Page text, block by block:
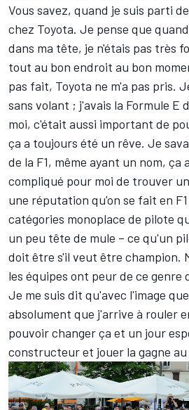
Vous savez, quand je suis parti
chez Toyota. Je pense que
dans ma tête, je n'étais pas très
tout au bon endroit au bon
pas fait, Toyota ne m'a pas pris.
sans volant ; j'avais la Formule E
moi, c'était aussi important de
ça a toujours été un rêve. Je
de la F1, même ayant un nom, ça
compliqué pour moi de trouver
une réputation qu'on se fait en
catégories monoplace de pilote
un peu tête de mule – ce qu'un
doit être s'il veut être champion.
les équipes ont peur de ce genre
Je me suis dit qu'avec l'image
absolument que j'arrive à rouler
pouvoir changer ça et un jour
constructeur et jouer la gagne au